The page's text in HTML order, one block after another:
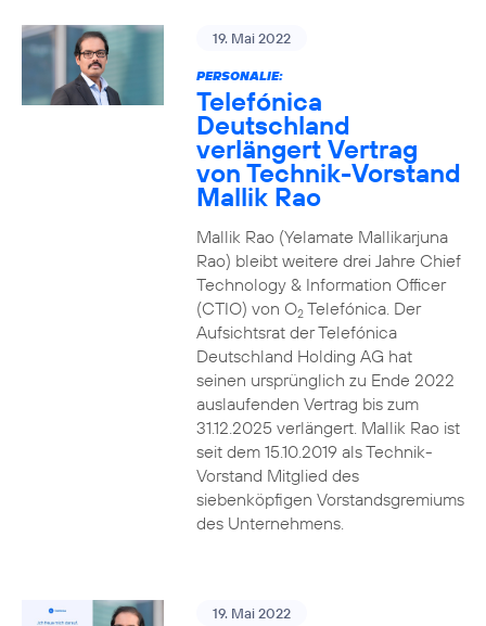
19. Mai 2022
PERSONALIE:
Telefónica
Deutschland
verlängert Vertrag
von Technik-Vorstand
Mallik Rao
Mallik Rao (Yelamate Mallikarjuna
Rao) bleibt weitere drei Jahre Chief
Technology & Information Officer
(CTIO) von O2Telefónica. Der
Aufsichtsrat der Telefónica
Deutschland Holding AG hat
seinen ursprünglich zu Ende 2022
auslaufenden Vertrag bis zum
31.12.2025 verlängert. Mallik Rao ist
seit dem 15.10.2019 als Technik-
Vorstand Mitglied des
siebenköpfigen Vorstandsgremiums
des Unternehmens.
19. Mai 2022